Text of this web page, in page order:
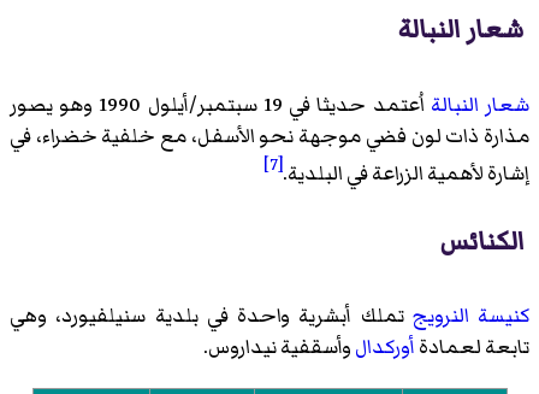
شعار النبالة
شعار النبالة اُعتمد حديثا في 19 سبتمبر/أيلول 1990 وهو يصور
مذارة ذات لون فضي موجهة نحو الأسفل، مع خلفية خضراء، في
إشارة لأهمية الزراعة في البلدية.[7]
الكنائس
كنيسة النرويج تملك أبشرية واحدة في بلدية سنيلفيورد، وهي
تابعة لعمادةأوركدالوأسقفية نيداروس.